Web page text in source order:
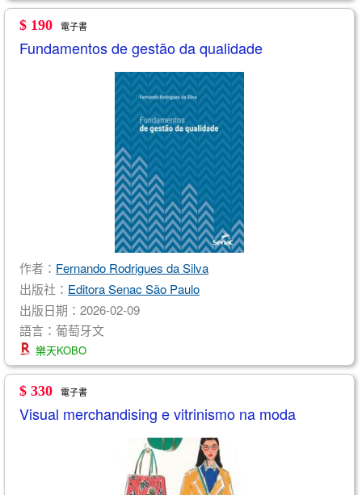
$ 190 電子書
Fundamentos de gestão da qualidade
作者： Fernando Rodrigues da Silva
出版社： Editora Senac São Paulo
出版日期：2026-02-09
語言：葡萄牙文
樂天KOBO
$ 330 電子書
Visual merchandising e vitrinismo na moda